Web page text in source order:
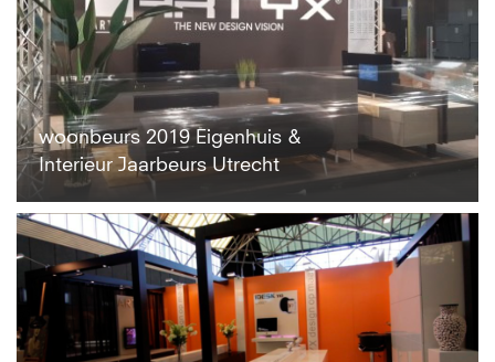
woonbeurs 2019 Eigenhuis &
Interieur Jaarbeurs Utrecht